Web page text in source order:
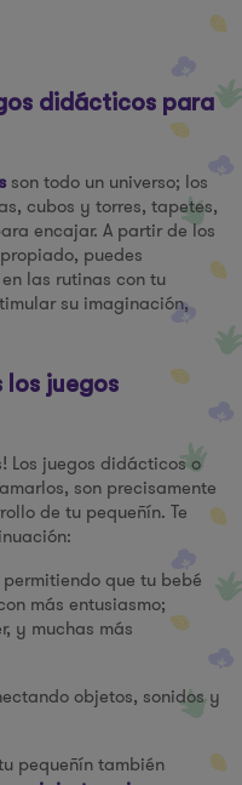
didácticos para
son todo un universo; los
cubos y torres, tapetes,
encajar. A partir de los
puedes
las rutinas con tu
su imaginación,
los juegos
Los juegos didácticos o
son precisamente
de tu pequeñín. Te
permitiendo que tu bebé
más entusiasmo;
y muchas más
objetos, sonidos y
pequeñín también